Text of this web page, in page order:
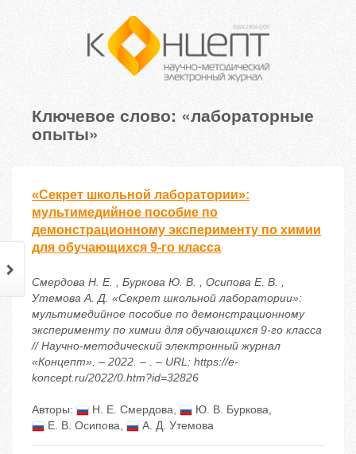
Ключевое слово: «лабораторные
опыты»
«Секрет школьной лаборатории»:
мультимедийное пособие по
демонстрационному эксперименту по химии
для обучающихся 9-го класса
Смердова Н. Е. , Буркова Ю. В. , Осипова Е. В. ,
Утемова А. Д. «Секрет школьной лаборатории»:
мультимедийное пособие по демонстрационному
эксперименту по химии для обучающихся 9-го класса
// Научно-методический электронный журнал
«Концепт». – 2022. – . – URL: https://e-
koncept.ru/2022/0.htm?id=32826
Авторы: Н. Е. Смердова, Ю. В. Буркова,
Е. В. Осипова, А. Д. Утемова